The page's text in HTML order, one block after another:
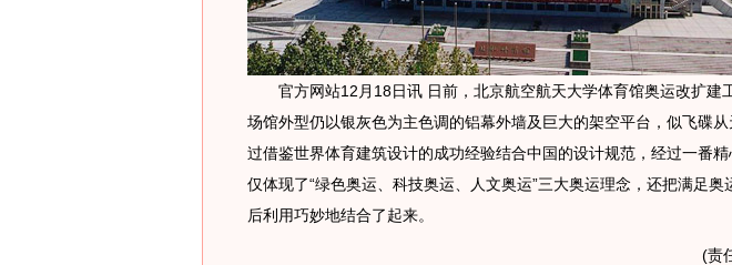
官方网站12月18日讯 日前，北京航空航天大学体育馆奥运改扩建
场馆外型仍以银灰色为主色调的铝幕外墙及巨大的架空平台，似飞碟
过借鉴世界体育建筑设计的成功经验结合中国的设计规范，经过一番
仅体现了“绿色奥运、科技奥运、人文奥运”三大奥运理念，还把满足奥
后利用巧妙地结合了起来。
(责